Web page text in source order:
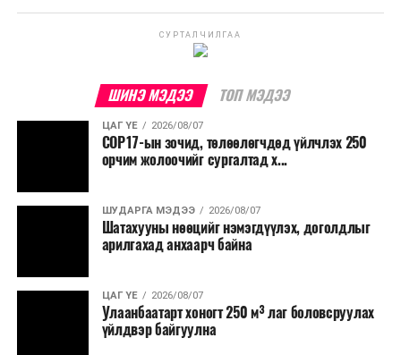
СУРТАЛЧИЛГАА
ШИНЭ МЭДЭЭ ТОП МЭДЭЭ
ЦАГ ҮЕ 2026/08/07
COP17-ын зочид, төлөөлөгчдөд үйлчлэх 250
орчим жолоочийг сургалтад х...
ШУДАРГА МЭДЭЭ 2026/08/07
Шатахууны нөөцийг нэмэгдүүлэх, доголдлыг
арилгахад анхаарч байна
ЦАГ ҮЕ 2026/08/07
Улаанбаатарт хоногт 250 м³ лаг боловсруулах
үйлдвэр байгуулна